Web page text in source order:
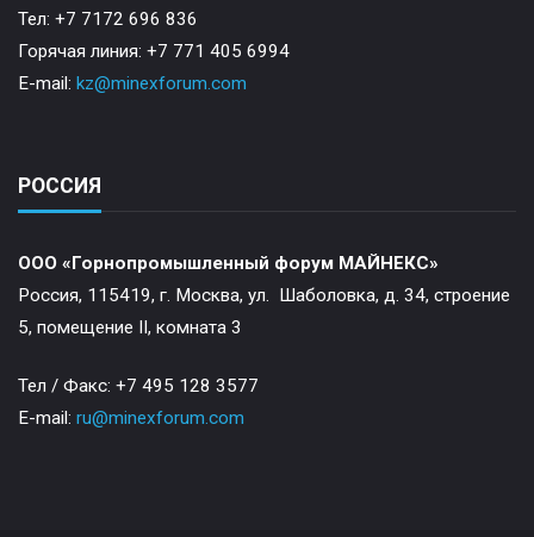
Тел: +7 7172 696 836
Горячая линия: +7 771 405 6994
E-mail: kz@minexforum.com
РОССИЯ
ООО «Горнопромышленный форум МАЙНЕКС»
Россия, 115419, г. Москва, ул. Шаболовка, д. 34, строение
5, помещение II, комната 3
Тел / Факс: +7 495 128 3577
E-mail: ru@minexforum.com